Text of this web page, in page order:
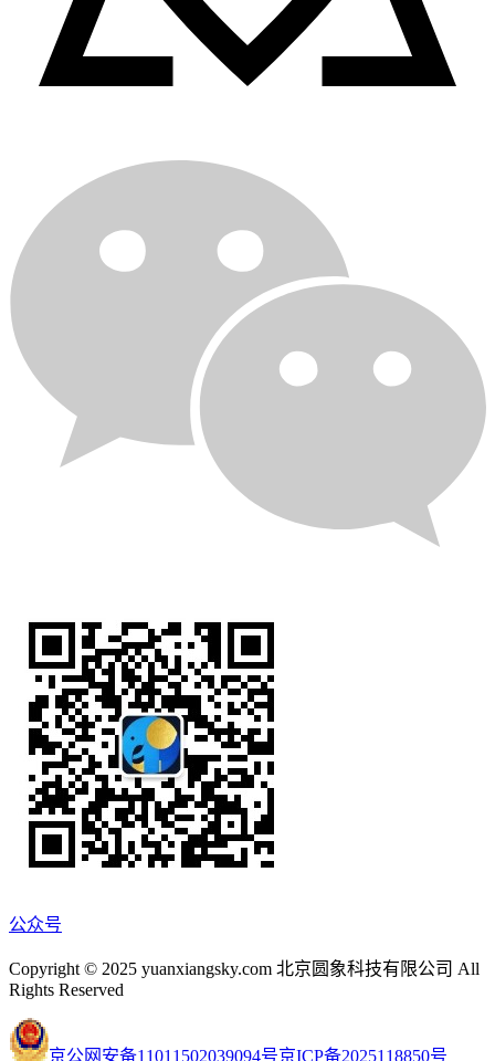
公众号
Copyright © 2025 yuanxiangsky.com 北京圆象科技有限公司 All
Rights Reserved
京公网安备11011502039094号京ICP备2025118850号